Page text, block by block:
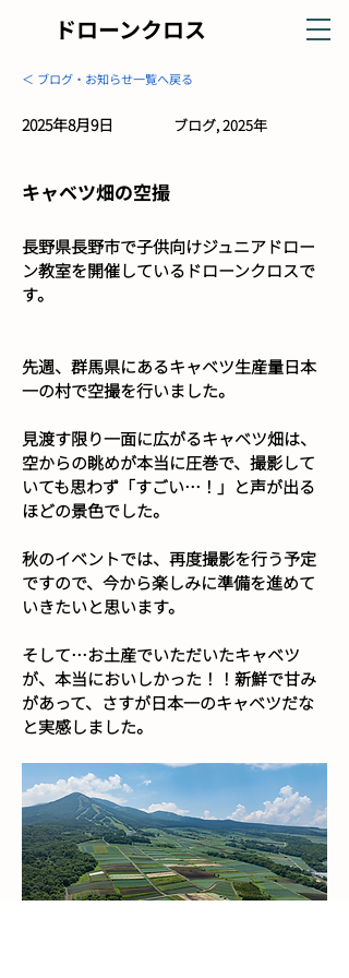
ドローンクロス
＜ ブログ・お知らせ一覧へ戻る
2025年8月9日 ブログ, 2025年
キャベツ畑の空撮
長野県長野市で子供向けジュニアドロー
ン教室を開催しているドローンクロスで
す。
先週、群馬県にあるキャベツ生産量日本
一の村で空撮を行いました。
見渡す限り一面に広がるキャベツ畑は、
空からの眺めが本当に圧巻で、撮影して
いても思わず「すごい…！」と声が出る
ほどの景色でした。
秋のイベントでは、再度撮影を行う予定
ですので、今から楽しみに準備を進めて
いきたいと思います。
そして…お土産でいただいたキャベツ
が、本当においしかった！！新鮮で甘み
があって、さすが日本一のキャベツだな
と実感しました。